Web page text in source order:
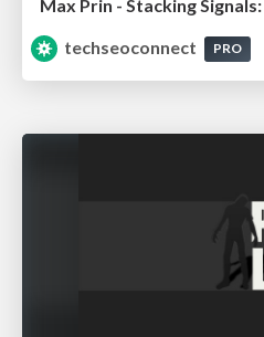
techseoconnect
PRO